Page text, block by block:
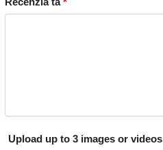
Upload up to 3 images or videos